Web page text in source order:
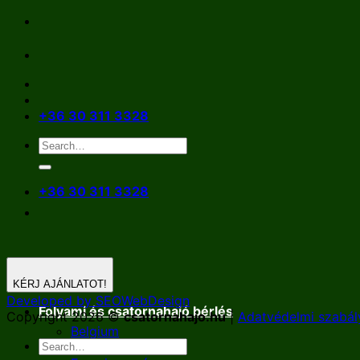
Skip
content
+36 30 311 3328
+36 30 311 3328
Folyami és csatornahajó bérlés
Belgium
Németország
KÉRJ AJÁNLATOT!
Developed by SEOWebDesign
Copyright 2026 ©csatornahajo.hu| Adatvédelmi